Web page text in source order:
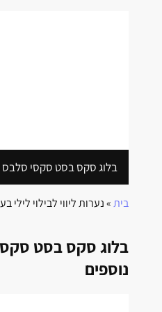
בלוג סקס בסט סקסי סלבס
בית»נערות ליווי לבילוי לילי
בלוג סקס בסט
נוספים